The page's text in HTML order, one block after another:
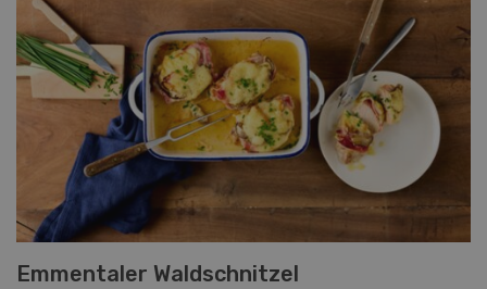
Emmentaler Waldschnitzel